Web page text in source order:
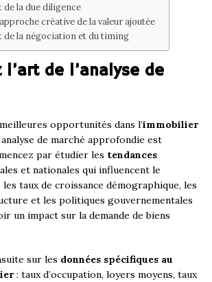
de la due diligence
créative de la valeur ajoutée
de la négociation et du timing
l’art de l’analyse de
opportunités dans l’immobilier
analyse de marché approfondie est
par étudier les tendances
et nationales qui influencent le
les taux de croissance démographique, les
et les politiques gouvernementales
un impact sur la demande de biens
sur les données spécifiques au
: taux d’occupation, loyers moyens, taux